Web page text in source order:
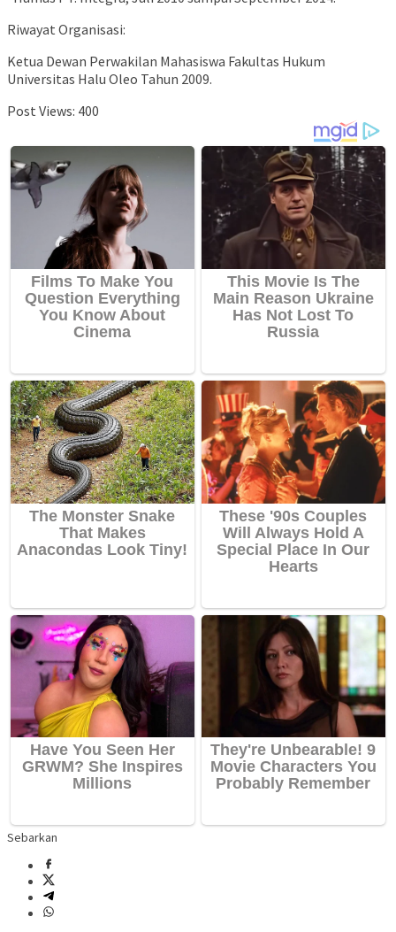
Riwayat Organisasi:
Ketua Dewan Perwakilan Mahasiswa Fakultas Hukum
Universitas Halu Oleo Tahun 2009.
Post Views: 400
Sebarkan